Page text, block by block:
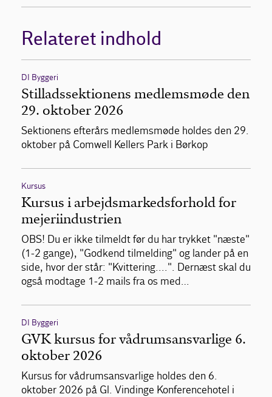
Relateret indhold
DI Byggeri
Stilladssektionens medlemsmøde den
29. oktober 2026
Sektionens efterårs medlemsmøde holdes den 29.
oktober på Comwell Kellers Park i Børkop
Kursus
Kursus i arbejdsmarkedsforhold for
mejeriindustrien
OBS! Du er ikke tilmeldt før du har trykket "næste"
(1-2 gange), "Godkend tilmelding" og lander på en
side, hvor der står: "Kvittering....". Dernæst skal du
også modtage 1-2 mails fra os med…
DI Byggeri
GVK kursus for vådrumsansvarlige 6.
oktober 2026
Kursus for vådrumsansvarlige holdes den 6.
oktober 2026 på Gl. Vindinge Konferencehotel i